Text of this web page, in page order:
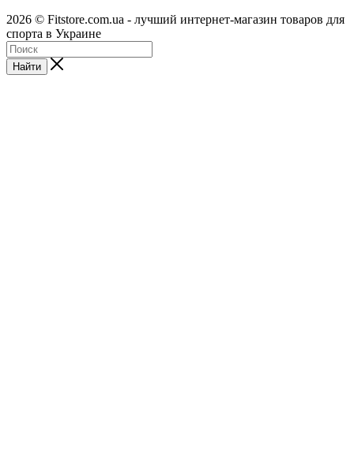
2026 © Fitstore.com.ua - лучший интернет-магазин товаров для
спорта в Украине
Найти